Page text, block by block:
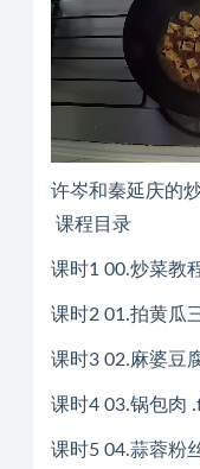
许岑和秦延庆的
课程目录
课时1 00.炒菜教
课时2 01.拍黄瓜
课时3 02.麻婆豆
课时4 03.锅包肉
课时5 04.蒜蓉粉